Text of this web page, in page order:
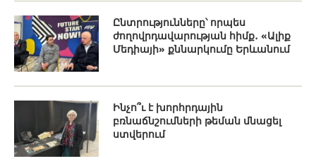
Ընտրությունները՝ որպես
ժողովրդավարության հիմք․ «Ալիք
Մեդիայի» քննարկումը Երևանում
Ինչո՞ւ է խորհրդային
բռնաճնշումների թեման մնացել
ստվերում